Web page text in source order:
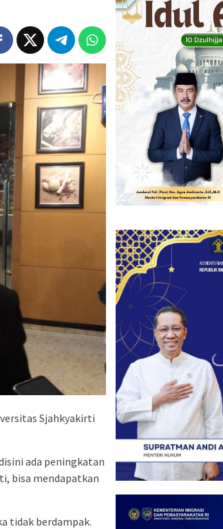
Sjahkyakirti
ada peningkatan
bisa mendapatkan
tidak berdampak.